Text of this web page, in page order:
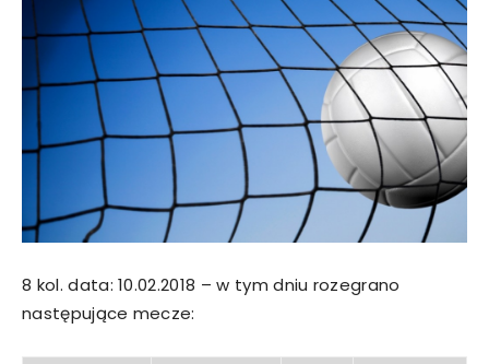
8 kol. data: 10.02.2018 – w tym dniu rozegrano
następujące mecze: